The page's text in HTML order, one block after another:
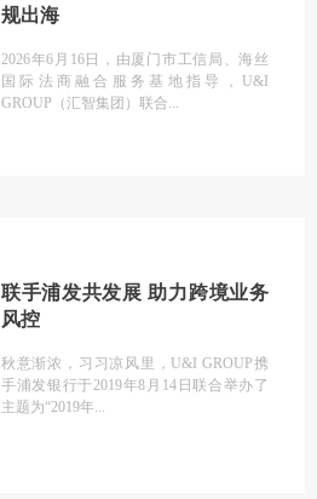
规出海
2026年6月16日，由厦门市工信局、海丝
国际法商融合服务基地指导，U&I
GROUP（汇智集团）联合
联手浦发共发展 助力跨境业务
风控
秋意渐浓，习习凉风里，U&I GROUP携
手浦发银行于2019年8月14日联合举办了
主题为“2019年